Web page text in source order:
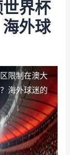
界杯
外球
限制在澳大
海外球迷的